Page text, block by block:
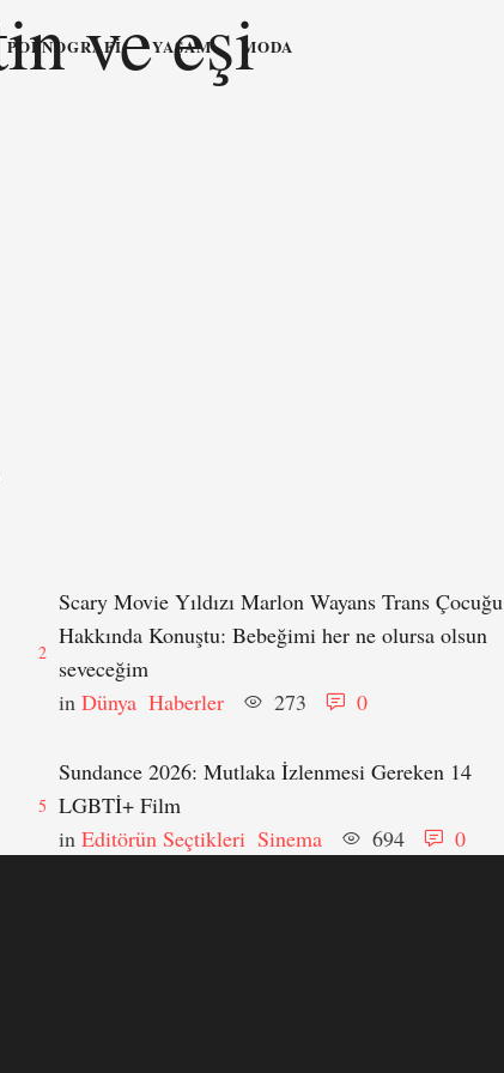
POPNOGRAFI YAŞAM MODA
ve eşi
2
Scary Movie Yıldızı Marlon Wayans Trans Çocuğu
Hakkında Konuştu: Bebeğimi her ne olursa olsun
seveceğim
in Dünya Haberler 273 0
5
Sundance 2026: Mutlaka İzlenmesi Gereken 14
LGBTİ+ Film
in Editörün Seçtikleri Sinema 694 0